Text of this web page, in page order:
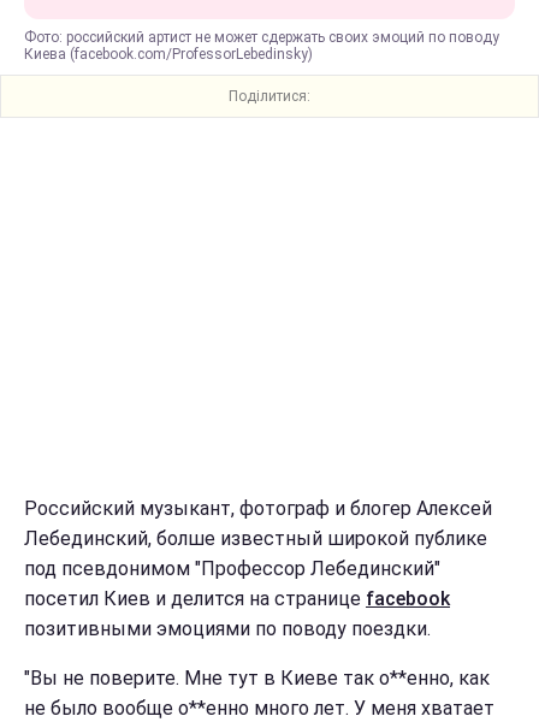
Фото: российский артист не может сдержать своих эмоций по поводу
Киева (facebook.com/ProfessorLebedinsky)
Поділитися:
Российский музыкант, фотограф и блогер Алексей
Лебединский, болше известный широкой публике
под псевдонимом "Профессор Лебединский"
посетил Киев и делится на странице facebook
позитивными эмоциями по поводу поездки.
"Вы не поверите. Мне тут в Киеве так о**енно, как
не было вообще о**енно много лет. У меня хватает